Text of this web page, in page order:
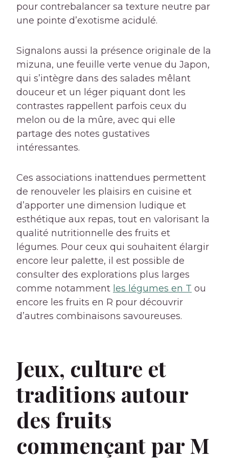
pour contrebalancer sa texture neutre par
une pointe d’exotisme acidulé.
Signalons aussi la présence originale de la
mizuna, une feuille verte venue du Japon,
qui s’intègre dans des salades mêlant
douceur et un léger piquant dont les
contrastes rappellent parfois ceux du
melon ou de la mûre, avec qui elle
partage des notes gustatives
intéressantes.
Ces associations inattendues permettent
de renouveler les plaisirs en cuisine et
d’apporter une dimension ludique et
esthétique aux repas, tout en valorisant la
qualité nutritionnelle des fruits et
légumes. Pour ceux qui souhaitent élargir
encore leur palette, il est possible de
consulter des explorations plus larges
comme notamment les légumes en T ou
encore les fruits en R pour découvrir
d’autres combinaisons savoureuses.
Jeux, culture et
traditions autour
des fruits
commençant par M